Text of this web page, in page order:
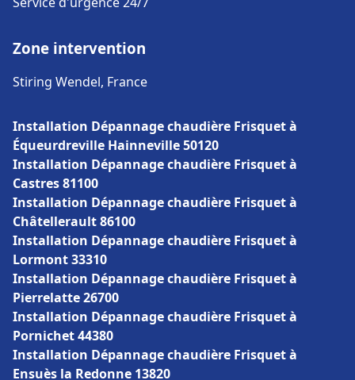
Zone intervention
Stiring Wendel, France
Installation Dépannage chaudière Frisquet à
Équeurdreville Hainneville 50120
Installation Dépannage chaudière Frisquet à
Castres 81100
Installation Dépannage chaudière Frisquet à
Châtellerault 86100
Installation Dépannage chaudière Frisquet à
Lormont 33310
Installation Dépannage chaudière Frisquet à
Pierrelatte 26700
Installation Dépannage chaudière Frisquet à
Pornichet 44380
Installation Dépannage chaudière Frisquet à
Ensuès la Redonne 13820